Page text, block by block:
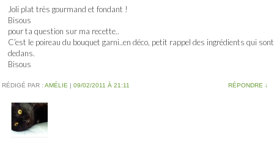
Joli plat très gourmand et fondant !
Bisous
pour ta question sur ma recette..
C’est le poireau du bouquet garni..en déco, petit rappel des ingrédients qui sont
dedans.
Bisous
RÉDIGÉ PAR : AMÉLIE | 09/02/2011 À 21:11 RÉPONDRE ↓